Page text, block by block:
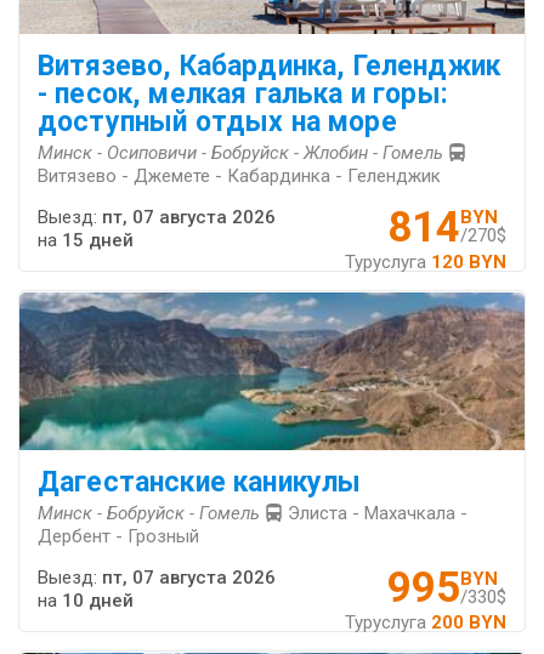
Витязево, Кабардинка, Геленджик
- песок, мелкая галька и горы:
доступный отдых на море
Минск - Осиповичи - Бобруйск - Жлобин - Гомель
Витязево - Джемете - Кабардинка - Геленджик
814 BYN
/270$
Туруслуга 120 BYN
Выезд: пт, 07 августа 2026
на 15 дней
Дагестанские каникулы
Минск - Бобруйск - Гомель
Элиста - Махачкала -
Дербент - Грозный
995BYN
/330$
Туруслуга 200 BYN
Выезд: пт, 07 августа 2026
на 10 дней